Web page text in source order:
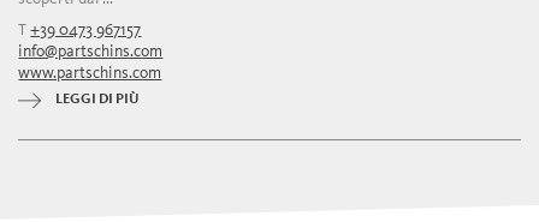
T+39 0473 967157
info@partschins.com
www.partschins.com
LEGGI DI PIÙ